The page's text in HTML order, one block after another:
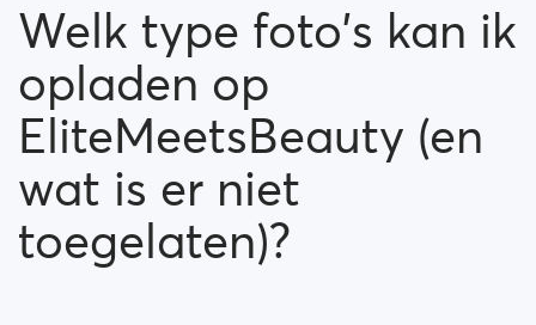
Moderatiebeleid
Waarschuwingssysteem
Why was my account suspended?
Welk type foto's kan ik
opladen op
EliteMeetsBeauty (en
wat is er niet
toegelaten)?